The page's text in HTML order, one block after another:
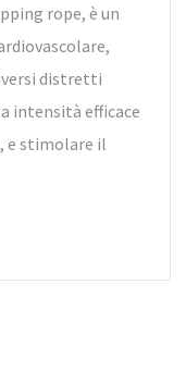
rope, è un
distretti
intensità efficace
e stimolare il